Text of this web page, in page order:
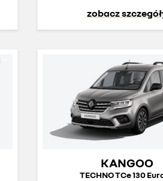
zobacz
KANGOO
TECHNO TCe 130